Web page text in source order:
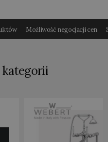
Możliwość negocjacji cen
kategorii